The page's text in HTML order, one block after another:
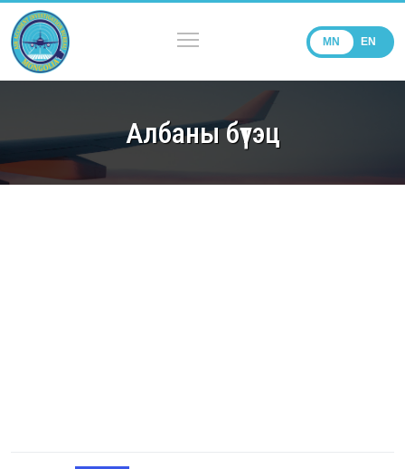
MN EN
Албаны бүтэц